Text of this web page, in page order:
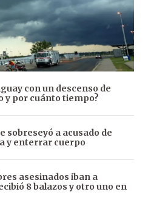
con un descenso de
y por cuánto tiempo?
sobreseyó a acusado de
y enterrar cuerpo
asesinados iban a
8 balazos y otro uno en